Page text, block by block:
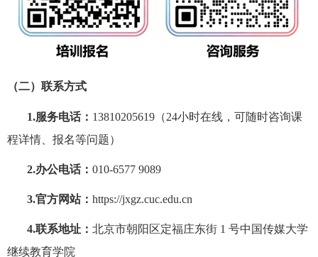
（二）联系方式
1.服务电话： 13810205619 （24小时在线，可随时咨询课
程详情、报名等问题）
2.办公电话： 010-6577 9089
3.官方网站： https://jxgz.cuc.edu.cn
4.联系地址： 北京市朝阳区定福庄东街 1 号中国传媒大学
继续教育学院